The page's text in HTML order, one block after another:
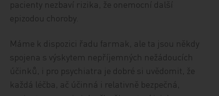
pacienty nezbaví rizika, že onemocní další
epizodou choroby.
Máme k dispozici řadu farmak, ale ta jsou někdy
spojena s výskytem nepříjemných nežádoucích
účinků, i pro psychiatra je dobré si uvědomit, že
každá léčba, ač účinná i relativně bezpečná,